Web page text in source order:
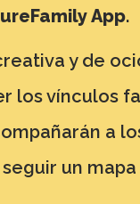
App.
y de
los vínculos
a
un